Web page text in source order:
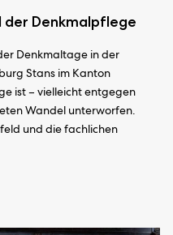
der Denkmalpflege
Denkmaltage in der
Stans im Kanton
ist – vielleicht entgegen
Wandel unterworfen.
und die fachlichen